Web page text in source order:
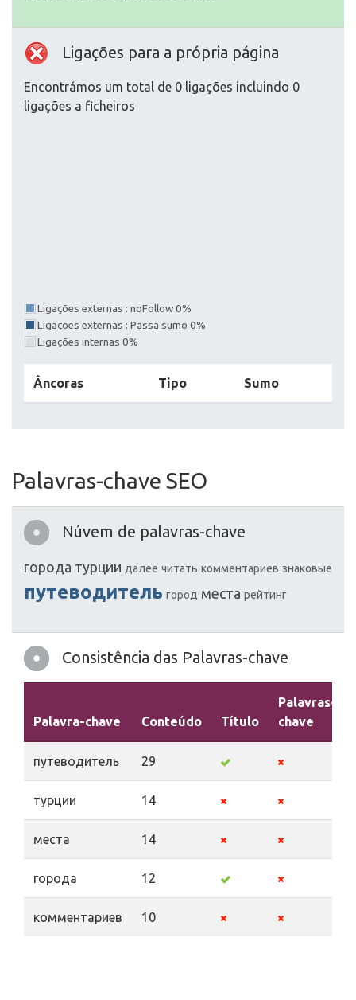
Ligações para a própria página
Encontrámos um total de 0 ligações incluindo 0
ligações a ficheiros
Ligações externas : noFollow 0%
Ligações externas : Passa sumo 0%
Ligações internas 0%
Âncoras Tipo Sumo
Palavras-chave SEO
Núvem de palavras-chave
города турции далее читать комментариев знаковые
путеводитель город места рейтинг
Consistência das Palavras-chave
Palavra-chave Conteúdo Título
Palavras-
chave
путеводитель 29
турции 14
места 14
города 12
комментариев 10